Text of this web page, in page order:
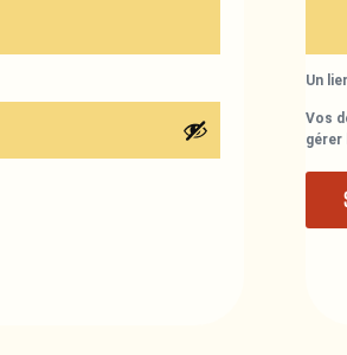
Un
Vos
gérer